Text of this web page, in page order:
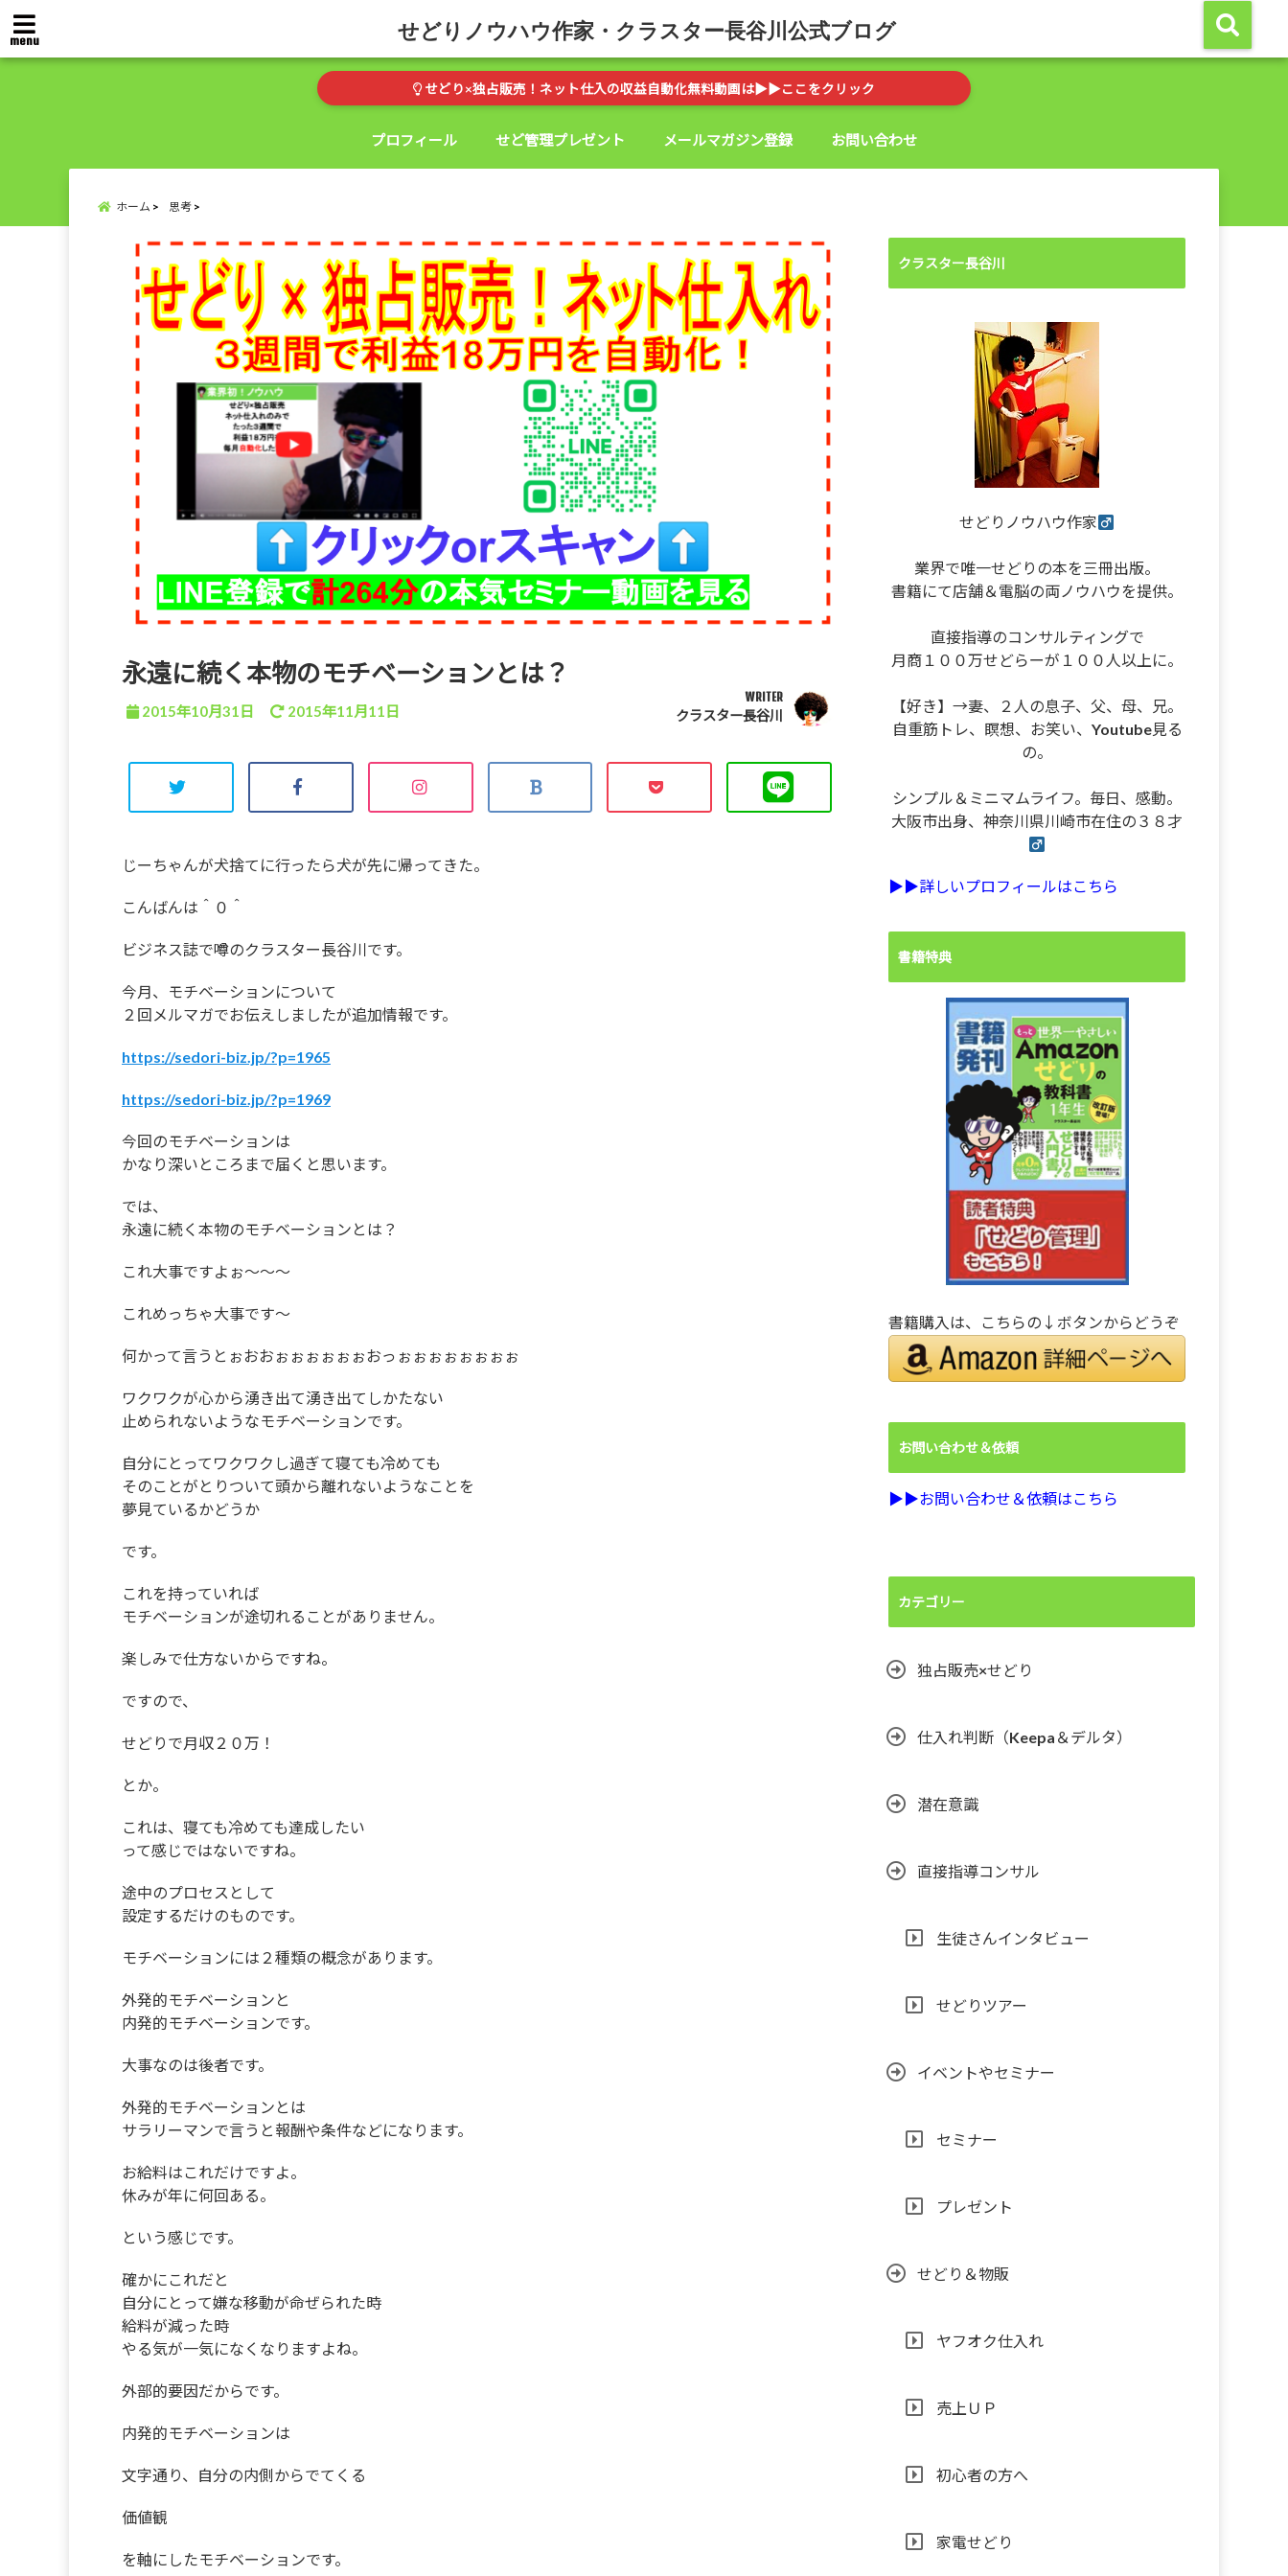
menu せどりノウハウ作家・クラスター長谷川公式ブログ
せどり×独占販売！ネット仕入の収益自動化無料動画は▶︎▶︎ここをクリック
プロフィール せど管理プレゼント メールマガジン登録 お問い合わせ
ホーム 思考
永遠に続く本物のモチベーションとは？
2015年10月31日 2015年11月11日
WRITER
クラスター長谷川
じーちゃんが犬捨てに行ったら犬が先に帰ってきた。
こんばんは＾０＾
ビジネス誌で噂のクラスター長谷川です。
今月、モチベーションについて
２回メルマガでお伝えしましたが追加情報です。
https://sedori-biz.jp/?p=1965
https://sedori-biz.jp/?p=1969
今回のモチベーションは
かなり深いところまで届くと思います。
では、
永遠に続く本物のモチベーションとは？
これ大事ですよぉ〜〜〜
これめっちゃ大事です〜
何かって言うとぉおおぉぉぉぉぉぉおっぉぉぉぉぉぉぉぉ
ワクワクが心から湧き出て湧き出てしかたない
止められないようなモチベーションです。
自分にとってワクワクし過ぎて寝ても冷めても
そのことがとりついて頭から離れないようなことを
夢見ているかどうか
です。
これを持っていれば
モチベーションが途切れることがありません。
楽しみで仕方ないからですね。
ですので、
せどりで月収２０万！
とか。
これは、寝ても冷めても達成したい
って感じではないですね。
途中のプロセスとして
設定するだけのものです。
モチベーションには２種類の概念があります。
外発的モチベーションと
内発的モチベーションです。
大事なのは後者です。
外発的モチベーションとは
サラリーマンで言うと報酬や条件などになります。
お給料はこれだけですよ。
休みが年に何回ある。
という感じです。
確かにこれだと
自分にとって嫌な移動が命ぜられた時
給料が減った時
やる気が一気になくなりますよね。
外部的要因だからです。
内発的モチベーションは
文字通り、自分の内側からでてくる
価値観
を軸にしたモチベーションです。
クラスター長谷川
せどりノウハウ作家
業界で唯一せどりの本を三冊出版。
書籍にて店舗＆電脳の両ノウハウを提供。
直接指導のコンサルティングで
月商１００万せどらーが１００人以上に。
【好き】→妻、２人の息子、父、母、兄。
自重筋トレ、瞑想、お笑い、Youtube見る
の。
シンプル＆ミニマムライフ。毎日、感動。
大阪市出身、神奈川県川崎市在住の３８才
▶︎▶︎詳しいプロフィールはこちら
書籍特典
書籍購入は、こちらの↓ボタンからどうぞ
お問い合わせ＆依頼
▶︎▶︎お問い合わせ＆依頼はこちら
カテゴリー
独占販売×せどり
仕入れ判断（Keepa＆デルタ）
潜在意識
直接指導コンサル
生徒さんインタビュー
せどりツアー
イベントやセミナー
セミナー
プレゼント
せどり＆物販
ヤフオク仕入れ
売上ＵＰ
初心者の方へ
家電せどり